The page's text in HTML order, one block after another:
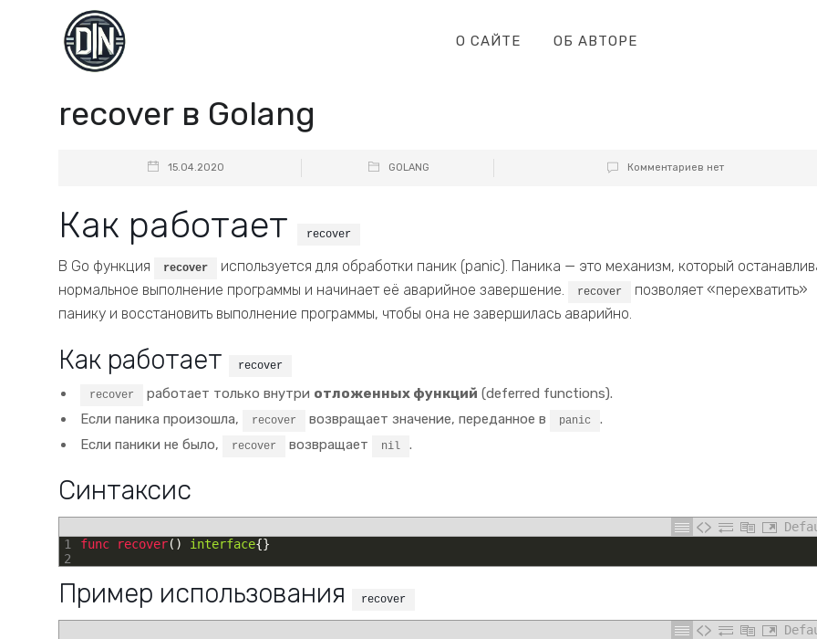
О САЙТЕ ОБ АВТОРЕ
recover в Golang
15.04.2020 GOLANG Комментариев нет
Как работает recover
В Go функция recover
используется для обработки паник (panic). Паника — это механизм, который
нормальное выполнение программы и начинает её аварийное завершение.
recover
позволяет «перехватить»
панику и восстановить выполнение программы, чтобы она не завершилась аварийно.
Как работает recover
recover работает только внутри отложенных функций (deferred functions).
Если паника произошла,
recover возвращает значение, переданное в panic
.
Если паники не было,
recover возвращает nil .
Синтаксис
1
2
func recover( ) interface{}
Пример использования recover